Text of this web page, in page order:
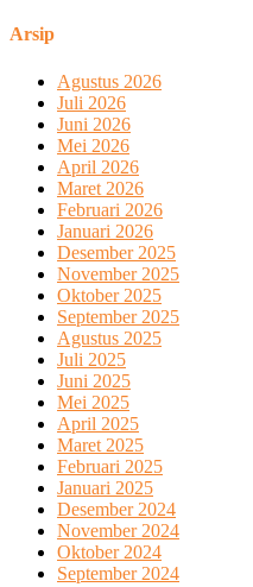
Arsip
Agustus 2026
Juli 2026
Juni 2026
Mei 2026
April 2026
Maret 2026
Februari 2026
Januari 2026
Desember 2025
November 2025
Oktober 2025
September 2025
Agustus 2025
Juli 2025
Juni 2025
Mei 2025
April 2025
Maret 2025
Februari 2025
Januari 2025
Desember 2024
November 2024
Oktober 2024
September 2024